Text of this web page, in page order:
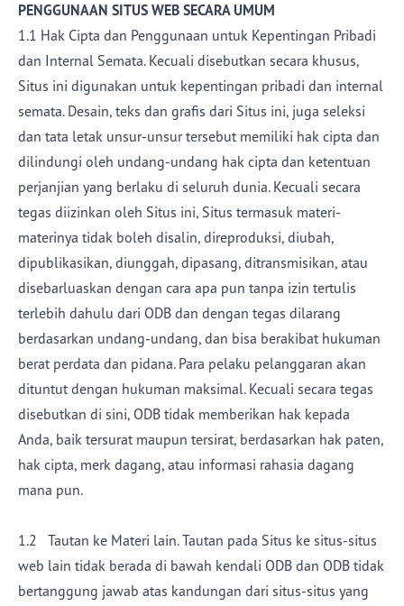
PENGGUNAAN SITUS WEB SECARA UMUM
1.1 Hak Cipta dan Penggunaan untuk Kepentingan Pribadi
dan Internal Semata. Kecuali disebutkan secara khusus,
Situs ini digunakan untuk kepentingan pribadi dan internal
semata. Desain, teks dan grafis dari Situs ini, juga seleksi
dan tata letak unsur-unsur tersebut memiliki hak cipta dan
dilindungi oleh undang-undang hak cipta dan ketentuan
perjanjian yang berlaku di seluruh dunia. Kecuali secara
tegas diizinkan oleh Situs ini, Situs termasuk materi-
materinya tidak boleh disalin, direproduksi, diubah,
dipublikasikan, diunggah, dipasang, ditransmisikan, atau
disebarluaskan dengan cara apa pun tanpa izin tertulis
terlebih dahulu dari ODB dan dengan tegas dilarang
berdasarkan undang-undang, dan bisa berakibat hukuman
berat perdata dan pidana. Para pelaku pelanggaran akan
dituntut dengan hukuman maksimal. Kecuali secara tegas
disebutkan di sini, ODB tidak memberikan hak kepada
Anda, baik tersurat maupun tersirat, berdasarkan hak paten,
hak cipta, merk dagang, atau informasi rahasia dagang
mana pun.
1.2 Tautan ke Materi lain. Tautan pada Situs ke situs-situs
web lain tidak berada di bawah kendali ODB dan ODB tidak
bertanggung jawab atas kandungan dari situs-situs yang